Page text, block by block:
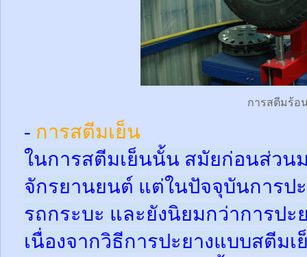
การสตีมร้อ
- การสตีมเย็น
ในการสตีมเย็นนั้น สมัยก่อนส่วน
จักรยานยนต์ แต่ในปัจจุบันการป
รถกระบะ และยังนิยมกว่าการป
เนื่องจากวิธีการปะยางแบบสตีม